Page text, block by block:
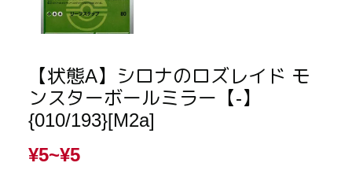
【状態A】シロナのロズレイド モ
ンスターボールミラー【-】
{010/193}[M2a]
¥5~¥5